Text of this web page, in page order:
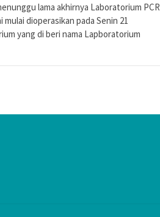
lama akhirnya Laboratorium PCR
dioperasikan pada Senin 21
yang di beri nama Lapboratorium